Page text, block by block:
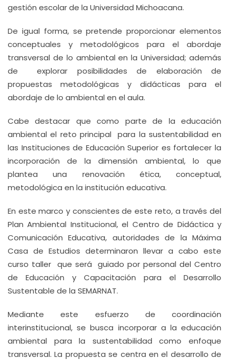
gestión escolar de la Universidad Michoacana.
De igual forma, se pretende proporcionar elementos
conceptuales y metodológicos para el abordaje
transversal de lo ambiental en la Universidad; además
de explorar posibilidades de elaboración de
propuestas metodológicas y didácticas para el
abordaje de lo ambiental en el aula.
Cabe destacar que como parte de la educación
ambiental el reto principal para la sustentabilidad en
las Instituciones de Educación Superior es fortalecer la
incorporación de la dimensión ambiental, lo que
plantea una renovación ética, conceptual,
metodológica en la institución educativa.
En este marco y conscientes de este reto, a través del
Plan Ambiental Institucional, el Centro de Didáctica y
Comunicación Educativa, autoridades de la Máxima
Casa de Estudios determinaron llevar a cabo este
curso taller que será guiado por personal del Centro
de Educación y Capacitación para el Desarrollo
Sustentable de la SEMARNAT.
Mediante este esfuerzo de coordinación
interinstitucional, se busca incorporar a la educación
ambiental para la sustentabilidad como enfoque
transversal. La propuesta se centra en el desarrollo de